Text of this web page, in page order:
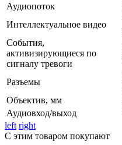
Аудиопоток
Интеллектуальное видео
События,
активизирующиеся по
сигналу тревоги
Разъемы
Объектив, мм
Аудиовход/выход
left right
С этим товаром покупают